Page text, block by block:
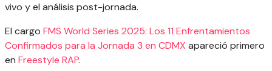
vivo y el análisis post-jornada.
El cargo FMS World Series 2025: Los 11 Enfrentamientos
Confirmados para la Jornada 3 en CDMX apareció primero
en Freestyle RAP.